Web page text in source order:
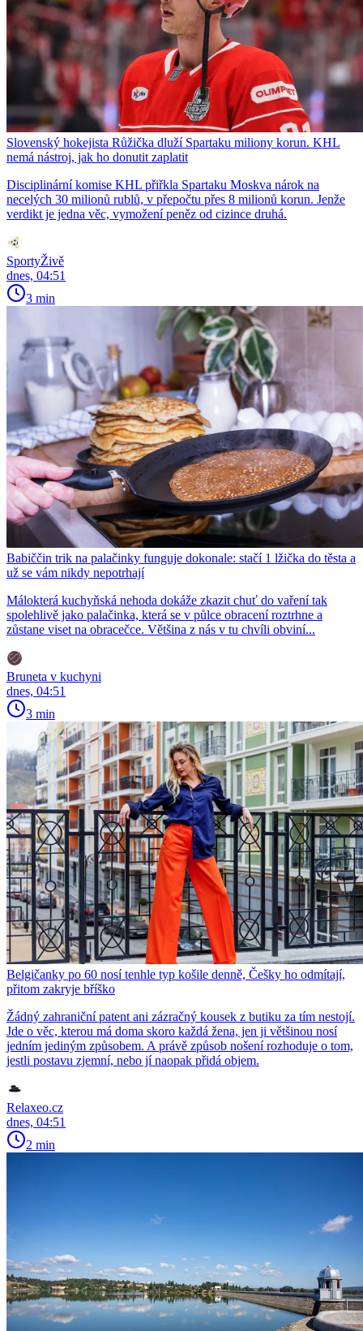
Slovenský hokejista Růžička dluží Spartaku miliony korun. KHL
nemá nástroj, jak ho donutit zaplatit
Disciplinární komise KHL přiřkla Spartaku Moskva nárok na
necelých 30 milionů rublů, v přepočtu přes 8 milionů korun. Jenže
verdikt je jedna věc, vymožení peněz od cizince druhá.
SportyŽivě
dnes, 04:51
3 min
Babiččin trik na palačinky funguje dokonale: stačí 1 lžička do těsta a
už se vám nikdy nepotrhají
Málokterá kuchyňská nehoda dokáže zkazit chuť do vaření tak
spolehlivě jako palačinka, která se v půlce obracení roztrhne a
zůstane viset na obracečce. Většina z nás v tu chvíli obviní...
Bruneta v kuchyni
dnes, 04:51
3 min
Belgičanky po 60 nosí tenhle typ košile denně, Češky ho odmítají,
přitom zakryje bříško
Žádný zahraniční patent ani zázračný kousek z butiku za tím nestojí.
Jde o věc, kterou má doma skoro každá žena, jen ji většinou nosí
jedním jediným způsobem. A právě způsob nošení rozhoduje o tom,
jestli postavu zjemní, nebo jí naopak přidá objem.
Relaxeo.cz
dnes, 04:51
2 min